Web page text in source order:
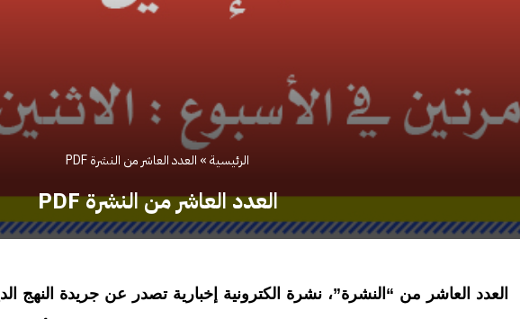
الرئيسية» العدد العاشر من النشرة PDF
العدد العاشر من النشرة PDF
العدد العاشر من “النشرة”، نشرة الكترونية إخبارية تصدر عن جريدة النهج